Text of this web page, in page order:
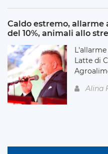
Caldo estremo,
del 10%, animali allo
Latte di
Alina